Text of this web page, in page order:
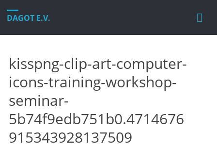
DAGOT E.V.
kisspng-clip-art-computer-
icons-training-workshop-
seminar-
5b74f9edb751b0.4714676
915343928137509